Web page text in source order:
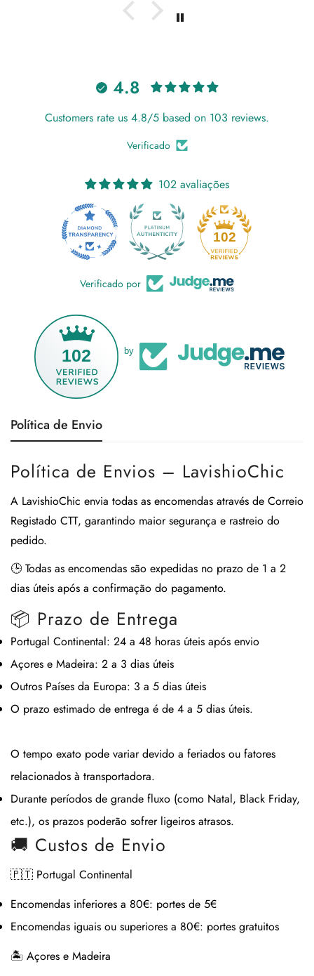
4.8
Customers rate us 4.8/5 based on 103 reviews.
Verificado
102 avaliações
102
Verificado por
102 by
Política de Envio
Política de Envios – LavishioChic
A LavishioChic envia todas as encomendas através de Correio
Registado CTT, garantindo maior segurança e rastreio do
pedido.
🕒 Todas as encomendas são expedidas no prazo de 1 a 2
dias úteis após a confirmação do pagamento.
📦 Prazo de Entrega
Portugal Continental: 24 a 48 horas úteis após envio
Açores e Madeira: 2 a 3 dias úteis
Outros Países da Europa: 3 a 5 dias úteis
O prazo estimado de entrega é de 4 a 5 dias úteis.
O tempo exato pode variar devido a feriados ou fatores
relacionados à transportadora.
Durante períodos de grande fluxo (como Natal, Black Friday,
etc.), os prazos poderão sofrer ligeiros atrasos.
🚚 Custos de Envio
🇵🇹 Portugal Continental
Encomendas inferiores a 80€: portes de 5€
Encomendas iguais ou superiores a 80€: portes gratuitos
🏝 Açores e Madeira